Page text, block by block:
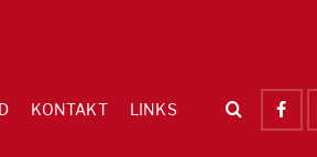
KONTAKT LINKS